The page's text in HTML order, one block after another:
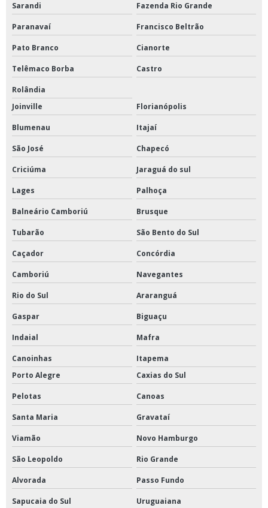
Sarandi Fazenda Rio Grande
Paranavaí Francisco Beltrão
Pato Branco Cianorte
Telêmaco Borba Castro
Rolândia
Joinville
Florianópolis
Blumenau Itajaí
São José Chapecó
Criciúma Jaraguá do sul
Lages Palhoça
Balneário Camboriú Brusque
Tubarão São Bento do Sul
Caçador Concórdia
Camboriú Navegantes
Rio do Sul Araranguá
Gaspar Biguaçu
Indaial Mafra
Canoinhas
Itapema
Porto Alegre
Caxias do Sul
Pelotas Canoas
Santa Maria Gravataí
Viamão Novo Hamburgo
São Leopoldo Rio Grande
Alvorada Passo Fundo
Sapucaia do Sul Uruguaiana